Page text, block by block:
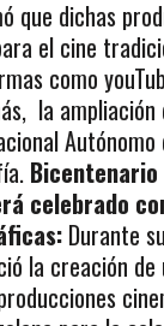
que dichas
el cine
como
la ampliación
Autónomo
celebrado
Durante
la creación de